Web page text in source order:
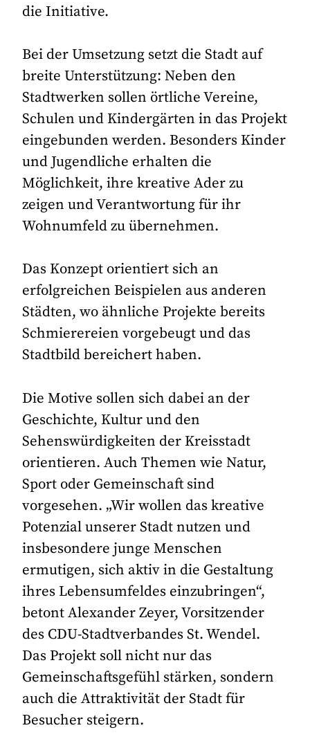
die Initiative.
Bei der Umsetzung setzt die Stadt auf
breite Unterstützung: Neben den
Stadtwerken sollen örtliche Vereine,
Schulen und Kindergärten in das Projekt
eingebunden werden. Besonders Kinder
und Jugendliche erhalten die
Möglichkeit, ihre kreative Ader zu
zeigen und Verantwortung für ihr
Wohnumfeld zu übernehmen.
Das Konzept orientiert sich an
erfolgreichen Beispielen aus anderen
Städten, wo ähnliche Projekte bereits
Schmierereien vorgebeugt und das
Stadtbild bereichert haben.
Die Motive sollen sich dabei an der
Geschichte, Kultur und den
Sehenswürdigkeiten der Kreisstadt
orientieren. Auch Themen wie Natur,
Sport oder Gemeinschaft sind
vorgesehen. „Wir wollen das kreative
Potenzial unserer Stadt nutzen und
insbesondere junge Menschen
ermutigen, sich aktiv in die Gestaltung
ihres Lebensumfeldes einzubringen“,
betont Alexander Zeyer, Vorsitzender
des CDU-Stadtverbandes St. Wendel.
Das Projekt soll nicht nur das
Gemeinschaftsgefühl stärken, sondern
auch die Attraktivität der Stadt für
Besucher steigern.